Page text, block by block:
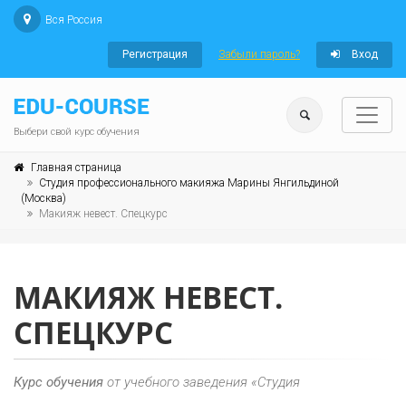
Вся Россия
Регистрация Забыли пароль? Вход
Выбери свой курс обучения
Главная страница
Студия профессионального макияжа Марины Янгильдиной
(Москва)
Макияж невест. Спецкурс
МАКИЯЖ НЕВЕСТ.
СПЕЦКУРС
Курс обучения от учебного заведения «Студия